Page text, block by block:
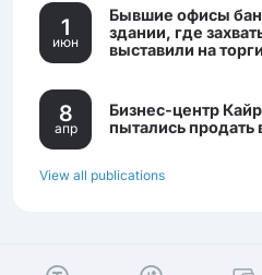
1
июн
Бывшие офисы
здании, где
выставили на
8
апр
Бизнес-центр
пытались
View all publications